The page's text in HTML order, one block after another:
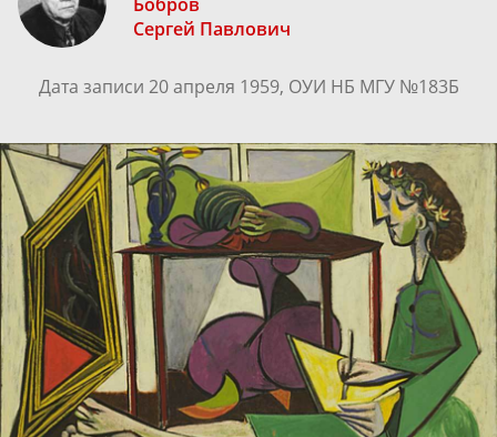
Сергей Павлович
Дата записи 20 апреля 1959, ОУИ НБ МГУ №183Б